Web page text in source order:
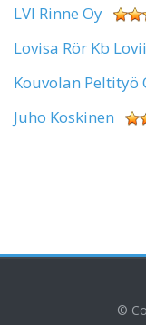
LVI Rinne Oy
Lovisa Rör Kb
Kouvolan Peltityö
Juho Koskinen
©